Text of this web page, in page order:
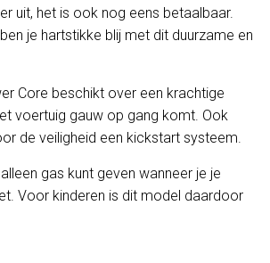
uit, het is ook nog eens betaalbaar.
je hartstikke blij met dit duurzame en
Core beschikt over een krachtige
voertuig gauw op gang komt. Ook
de veiligheid een kickstart systeem.
gas kunt geven wanneer je je
Voor kinderen is dit model daardoor